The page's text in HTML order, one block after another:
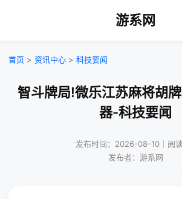
游系网
首页 > 资讯中心 > 科技要闻
智斗牌局!微乐江苏麻将胡
器-科技要闻
发布时间：2026-08-10｜阅
发布者：游系网